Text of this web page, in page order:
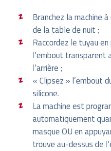
Branchez la machine
de la table de nuit ;
Raccordez le tuyau
l’embout transparent
l’arrière ;
« Clipsez » l’embout
silicone.
La machine est
automatiquement
masque OU en
trouve au-dessus de